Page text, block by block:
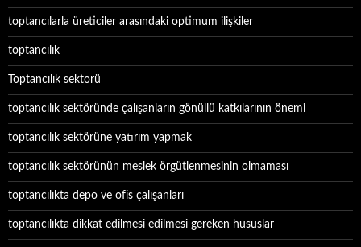
toptancılarla üreticiler arasındaki optimum ilişkiler
toptancılık
Toptancılık sektorü
toptancılık sektöründe çalışanların gönüllü katkılarının önemi
toptancılık sektörüne yatırım yapmak
toptancılık sektörünün meslek örgütlenmesinin olmaması
toptancılıkta depo ve ofis çalışanları
toptancılıkta dikkat edilmesi edilmesi gereken hususlar